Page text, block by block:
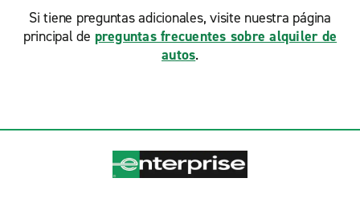
Si tiene preguntas adicionales, visite nuestra página
principal de preguntas frecuentes sobre alquiler de
autos.